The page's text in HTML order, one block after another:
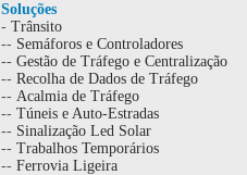
Soluções
- Trânsito
-- Semáforos e Controladores
-- Gestão de Tráfego e Centralização
-- Recolha de Dados de Tráfego
-- Acalmia de Tráfego
-- Túneis e Auto-Estradas
-- Sinalização Led Solar
-- Trabalhos Temporários
-- Ferrovia Ligeira